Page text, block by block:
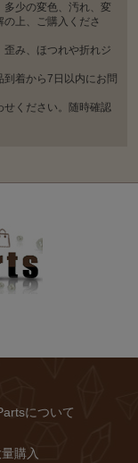
多少の変色、汚れ、変
上、ご購入くださ
歪み、ほつれや折れジ
到着から7日以内にお問
せください。随時確認
について
購⼊